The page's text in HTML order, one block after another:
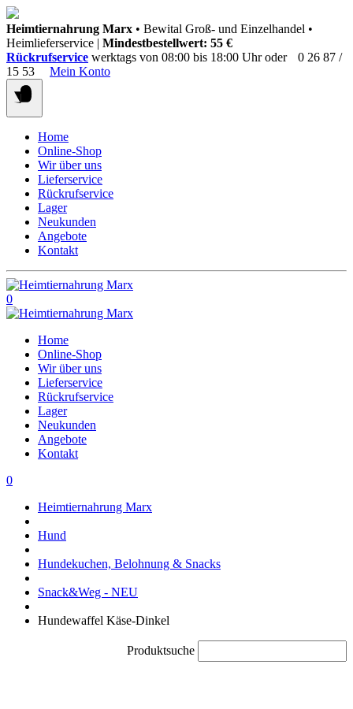
Springen
Sie
zum
Inhalt
Heimtiernahrung Marx • Bewital Groß- und Einzelhandel •
Heimlieferservice | Mindestbestellwert: 55 €
Rückrufservice werktags von 08:00 bis 18:00 Uhr oder
0 26 87 /
15 53
Mein Konto
Home
Online-Shop
Wir über uns
Lieferservice
Rückrufservice
Lager
Neukunden
Angebote
Kontakt
0
Home
Online-Shop
Wir über uns
Lieferservice
Rückrufservice
Lager
Neukunden
Angebote
Kontakt
0
Heimtiernahrung Marx
Hund
Hundekuchen, Belohnung & Snacks
Snack&Weg - NEU
Hundewaffel Käse-Dinkel
Produktsuche